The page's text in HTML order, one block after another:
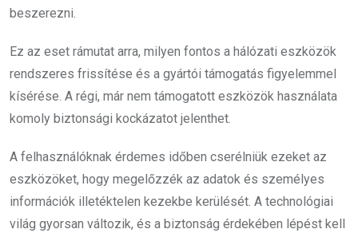
beszerezni.
Ez az eset rámutat arra, milyen fontos a hálózati eszközök
rendszeres frissítése és a gyártói támogatás figyelemmel
kísérése. A régi, már nem támogatott eszközök használata
komoly biztonsági kockázatot jelenthet.
A felhasználóknak érdemes időben cserélniük ezeket az
eszközöket, hogy megelőzzék az adatok és személyes
információk illetéktelen kezekbe kerülését. A technológiai
világ gyorsan változik, és a biztonság érdekében lépést kell